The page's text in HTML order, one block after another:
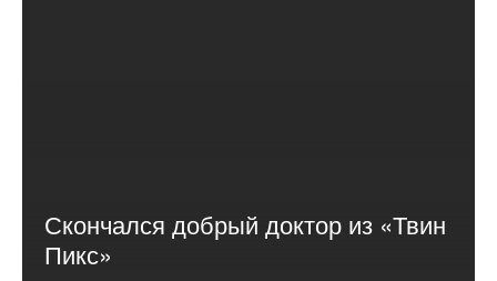
Скончался добрый доктор из «Твин
Пикс»